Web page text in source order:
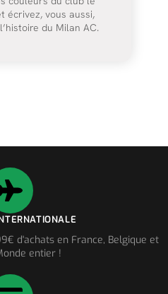
écrivez, vous aussi,
du Milan AC.
d'achats en France, Belgique et
entier !